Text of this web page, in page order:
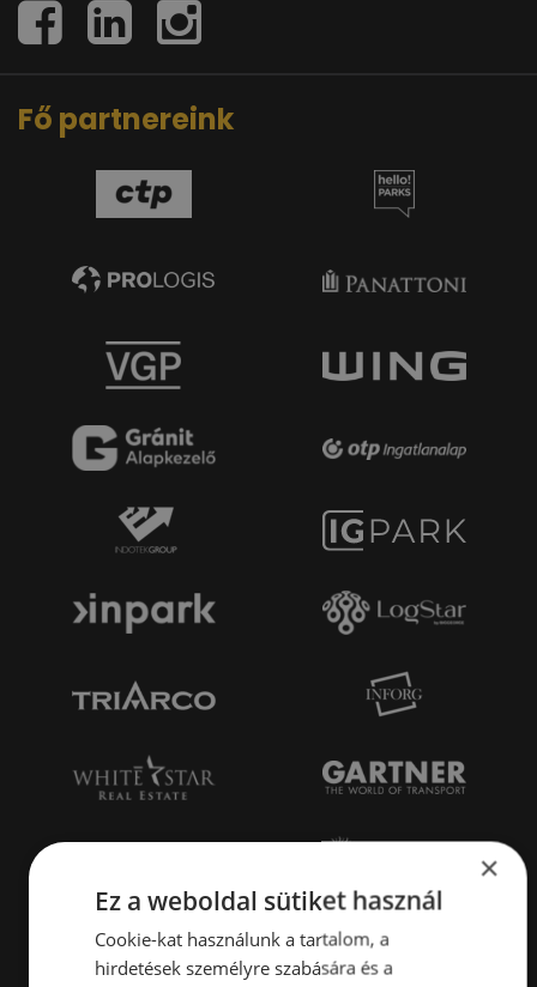
Fő partnereink
×
Ez a weboldal sütiket használ
Cookie-kat használunk a tartalom, a
hirdetések személyre szabására és a